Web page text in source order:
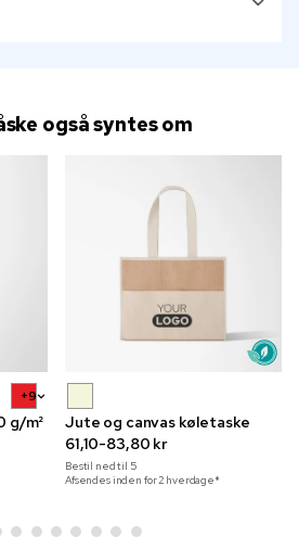
også syntes om
+9
g/m²
Jute og canvas køletaske
61,10-83,80 kr
Bestil ned til 5
Afsendes inden for 2 hverdage*